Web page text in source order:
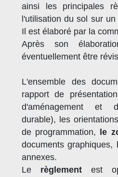
ainsi les principales
l'utilisation du sol sur
Il est élaboré par la
Après son
éventuellement être
L'ensemble des
rapport de
d'aménagement et
durable), les
de programmation,
le
documents graphiques,
annexes.
Le règlement est